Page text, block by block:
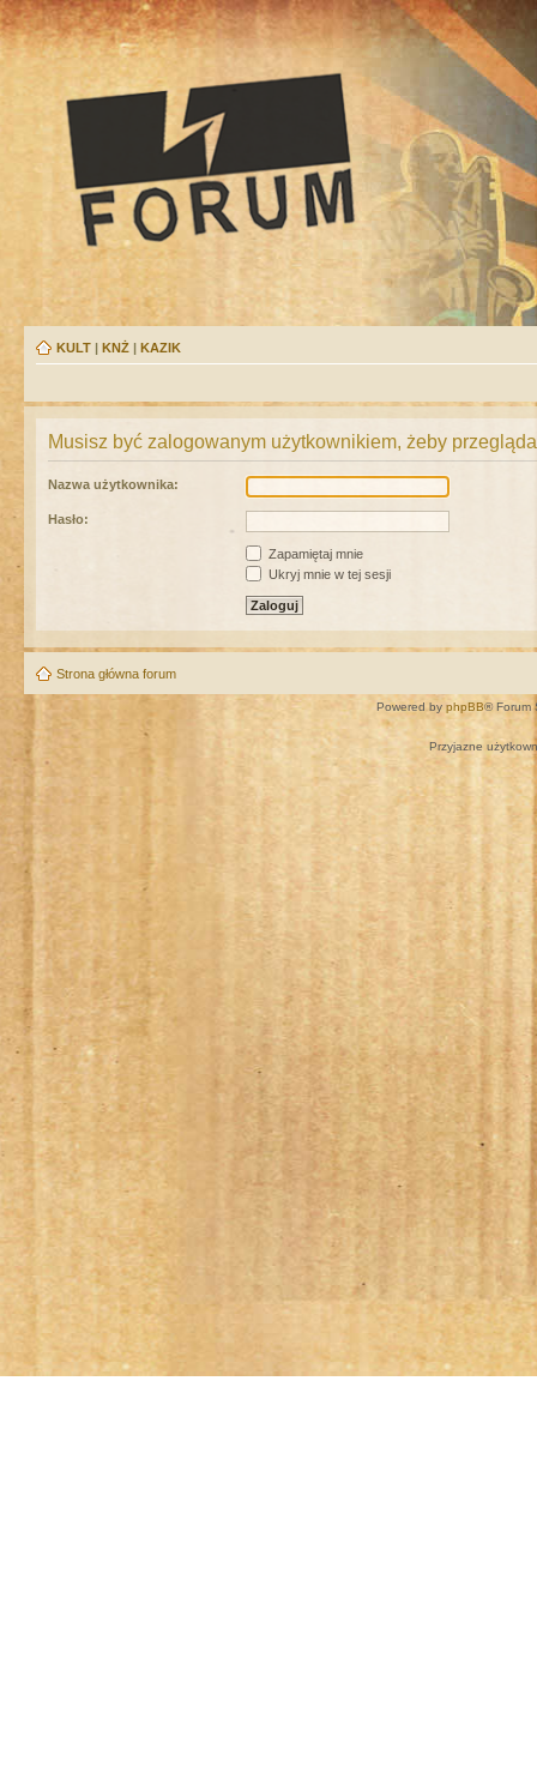
KULT | KNŻ | KAZIK
Musisz być zalogowanym użytkownikiem, żeby
Nazwa użytkownika:
Hasło:
Zapamiętaj mnie
Ukryj mnie w tej sesji
Strona główna forum
Powered by phpBB® Forum
Przyjazne